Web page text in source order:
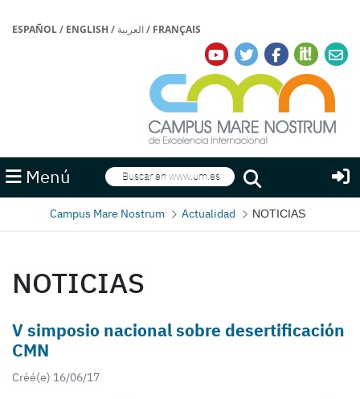
ESPAÑOL/ ENGLISH / العربية/ FRANÇAIS
Menú Buscar
Buscar
Campus Mare Nostrum Actualidad NOTICIAS
NOTICIAS
V simposio nacional sobre desertificación
CMN
Créé(e) 16/06/17